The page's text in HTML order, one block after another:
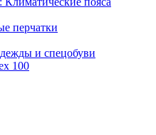
перчатки
и спецобуви
100